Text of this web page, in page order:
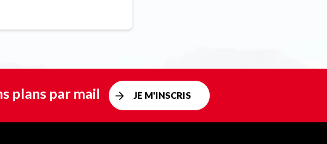
plans par mail JE M'INSCRIS